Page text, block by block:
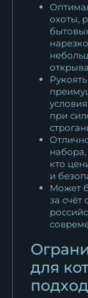
охоты,
при
набора,
кто
и
Может
за счёт
для